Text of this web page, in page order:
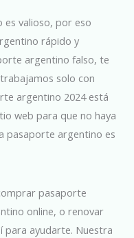
es valioso, por eso
rápido y
argentino falso, te
solo con
argentino 2024 está
web para que no haya
pasaporte argentino es
pasaporte
online, o renovar
ayudarte. Nuestra